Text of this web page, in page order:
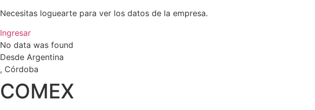
Necesitas loguearte para ver los datos de la empresa.
Ingresar
No data was found
Desde Argentina
, Córdoba
COMEX